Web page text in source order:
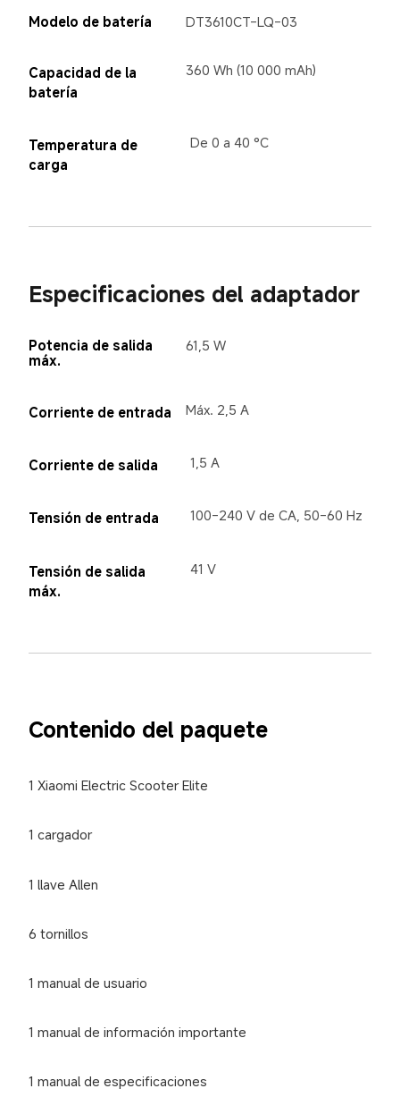
Modelo de batería DT3610CT-LQ-03
Capacidad de la
batería
360 Wh (10 000 mAh)
Temperatura de
carga
De 0 a 40 °C
Especificaciones del adaptador
Potencia de salida
máx.
61,5 W
Corriente de entrada Máx. 2,5 A
Corriente de salida 1,5 A
Tensión de entrada 100-240 V de CA, 50-60 Hz
Tensión de salida
máx.
41 V
Contenido del paquete
1 Xiaomi Electric Scooter Elite
1 cargador
1 llave Allen
6 tornillos
1 manual de usuario
1 manual de información importante
1 manual de especificaciones